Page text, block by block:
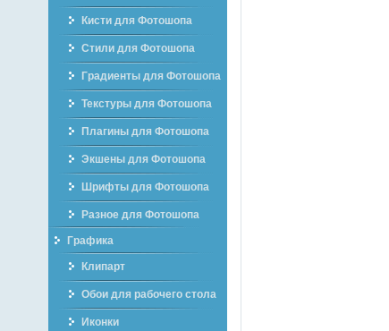
Кисти для Фотошопа
Стили для Фотошопа
Градиенты для Фотошопа
Текстуры для Фотошопа
Плагины для Фотошопа
Экшены для Фотошопа
Шрифты для Фотошопа
Разное для Фотошопа
Графика
Клипарт
Обои для рабочего стола
Иконки